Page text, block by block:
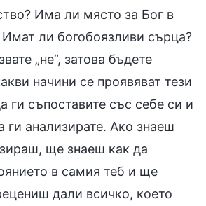
Има ли място за Бог в
Имат ли богобоязливи сърца?
„не“, затова бъдете
начини се проявяват тези
ги съпоставите със себе си и
ги анализирате. Ако знаеш
ще знаеш как да
в самия теб и ще
дали всичко, което